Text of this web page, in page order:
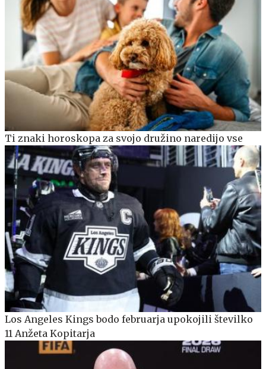
Ti znaki horoskopa za svojo družino naredijo vse
Los Angeles Kings bodo februarja upokojili številko
11 Anžeta Kopitarja